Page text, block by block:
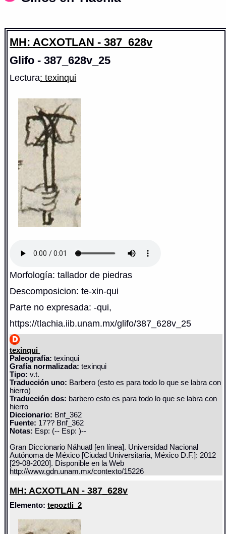
MH: ACXOTLAN - 387_628v
Glifo - 387_628v_25
Lectura: texinqui
Morfología: tallador de piedras
Descomposicion: te-xin-qui
Parte no expresada: -qui,
https://tlachia.iib.unam.mx/glifo/387_628v_25
texinqui
Paleografía: texinqui
Grafía normalizada: texinqui
Tipo: v.t.
Traducción uno: Barbero (esto es para todo lo que se labra con
hierro)
Traducción dos: barbero esto es para todo lo que se labra con
hierro
Diccionario: Bnf_362
Fuente: 17?? Bnf_362
Notas: Esp: (-- Esp: )--
Gran Diccionario Náhuatl [en línea]. Universidad Nacional
Autónoma de México [Ciudad Universitaria, México D.F.]: 2012
[29-08-2020]. Disponible en la Web
http://www.gdn.unam.mx/contexto/15226
MH: ACXOTLAN - 387_628v
Elemento:tepoztli_2